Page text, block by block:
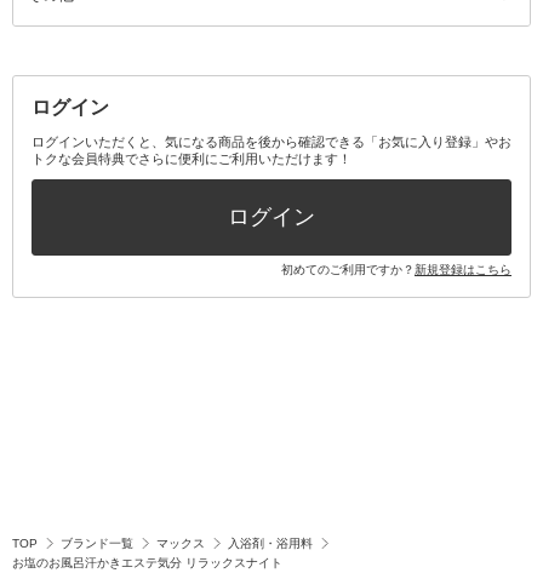
その他オーラルケア
ボディケアキット
その他キット・セット
ログイン
ログインいただくと、気になる商品を後から確認できる「お気に入り登録」やお
トクな会員特典でさらに便利にご利用いただけます！
ログイン
初めてのご利用ですか？新規登録はこちら
TOP ブランド一覧 マックス
入浴剤・浴用料
お塩のお風呂汗かきエステ気分 リラックスナイト